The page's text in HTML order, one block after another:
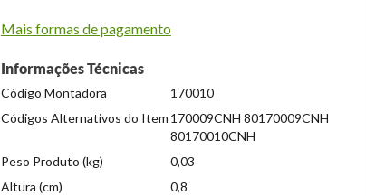
Mais formas de pagamento
Informações Técnicas
Código Montadora
170010
Códigos Alternativos do Item 170009CNH 80170009CNH
80170010CNH
Peso Produto (kg)
0,03
Altura (cm)
0,8